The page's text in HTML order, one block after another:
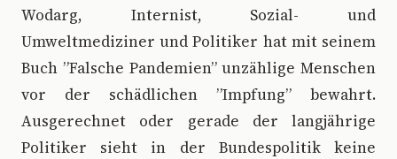
Wodarg, Internist, Sozial- und
Umweltmediziner und Politiker hat mit seinem
Buch ”Falsche Pandemien” unzählige Menschen
vor der schädlichen ”Impfung” bewahrt.
Ausgerechnet oder gerade der langjährige
Politiker sieht in der Bundespolitik keine